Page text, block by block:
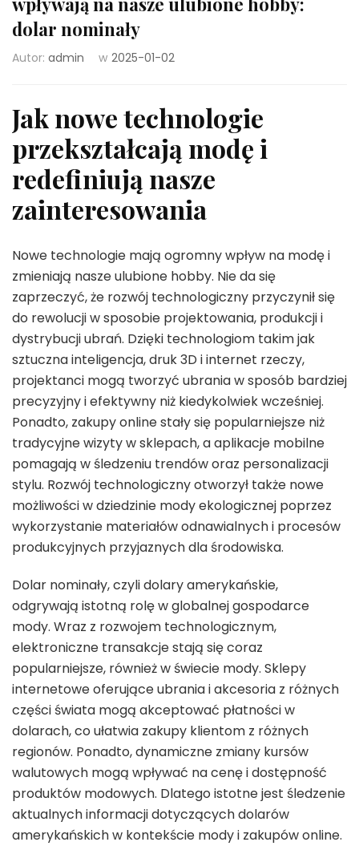
dolar nominały
Autor: admin w 2025-01-02
Jak nowe technologie
przekształcają modę i
redefiniują nasze
zainteresowania
Nowe technologie mają ogromny wpływ na modę i
zmieniają nasze ulubione hobby. Nie da się
zaprzeczyć, że rozwój technologiczny przyczynił się
do rewolucji w sposobie projektowania, produkcji i
dystrybucji ubrań. Dzięki technologiom takim jak
sztuczna inteligencja, druk 3D i internet rzeczy,
projektanci mogą tworzyć ubrania w sposób bardziej
precyzyjny i efektywny niż kiedykolwiek wcześniej.
Ponadto, zakupy online stały się popularniejsze niż
tradycyjne wizyty w sklepach, a aplikacje mobilne
pomagają w śledzeniu trendów oraz personalizacji
stylu. Rozwój technologiczny otworzył także nowe
możliwości w dziedzinie mody ekologicznej poprzez
wykorzystanie materiałów odnawialnych i procesów
produkcyjnych przyjaznych dla środowiska.
Dolar nominały, czyli dolary amerykańskie,
odgrywają istotną rolę w globalnej gospodarce
mody. Wraz z rozwojem technologicznym,
elektroniczne transakcje stają się coraz
popularniejsze, również w świecie mody. Sklepy
internetowe oferujące ubrania i akcesoria z różnych
części świata mogą akceptować płatności w
dolarach, co ułatwia zakupy klientom z różnych
regionów. Ponadto, dynamiczne zmiany kursów
walutowych mogą wpływać na cenę i dostępność
produktów modowych. Dlatego istotne jest śledzenie
aktualnych informacji dotyczących dolarów
amerykańskich w kontekście mody i zakupów online.